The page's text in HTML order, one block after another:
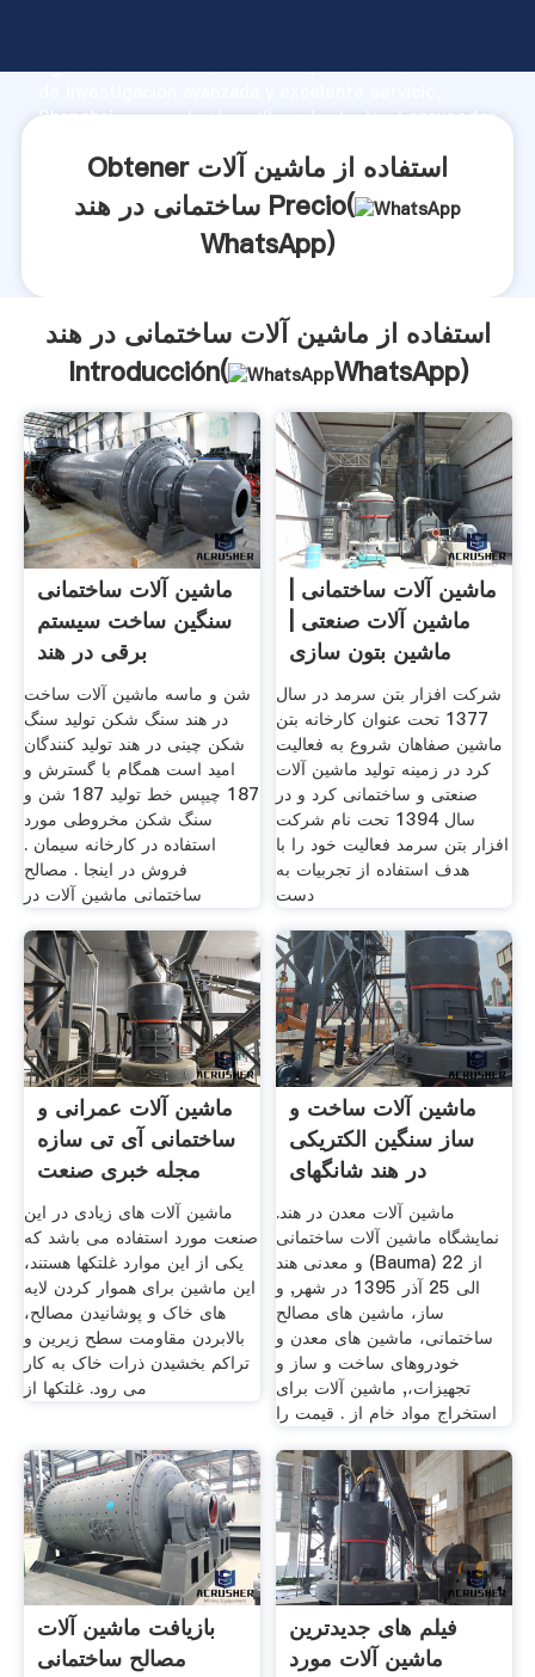
Agarrando fuerte capacidad de producción, fuerza
Shanghai استفاده از ماشین آلات ساختمانی در هند proveedor
Obtener استفاده از ماشین آلات
ساختمانی در هند Precio(
WhatsApp)
استفاده از ماشین آلات ساختمانی در هند
Introducción(
WhatsApp)
ماشین آلات ساختمانی
سنگین ساخت سیستم
برقی در هند
شن و ماسه ماشین آلات ساخت
در هند سنگ شکن تولید سنگ
شکن چینی در هند تولید کنندگان
امید است همگام با گسترش و
187 چیپس خط تولید 187 شن و
سنگ شکن مخروطی مورد
استفاده در کارخانه سیمان .
فروش در اینجا . مصالح
ساختمانی ماشین آلات در
ماشین آلات ساختمانی |
ماشین آلات صنعتی |
ماشین بتون سازی
شرکت افزار بتن سرمد در سال
1377 تحت عنوان کارخانه بتن
ماشین صفاهان شروع به فعالیت
کرد در زمینه تولید ماشین آلات
صنعتی و ساختمانی کرد و در
سال 1394 تحت نام شرکت
افزار بتن سرمد فعالیت خود را با
هدف استفاده از تجربیات به
دست
ماشین آلات عمرانی و
ساختمانی آی تی سازه
مجله خبری صنعت
ماشین آلات های زیادی در این
صنعت مورد استفاده می باشد که
یکی از این موارد غلتکها هستند،
این ماشین برای هموار کردن لایه
های خاک و پوشانیدن مصالح،
بالابردن مقاومت سطح زیرین و
تراکم بخشیدن ذرات خاک به کار
می رود. غلتکها از
ماشین آلات ساخت و
ساز سنگین الکتریکی
در هند شانگهای
ماشین آلات معدن در هند.
نمایشگاه ماشین آلات ساختمانی
و معدنی هند (Bauma) از 22
الی 25 آذر 1395 در شهر, و
ساز، ماشین های مصالح
ساختمانی، ماشین های معدن و
خودروهای ساخت و ساز و
تجهیزات،, ماشین آلات برای
استخراج مواد خام از . قیمت را
بازیافت ماشین آلات
مصالح ساختمانی
فیلم های جدیدترین
ماشین آلات مورد